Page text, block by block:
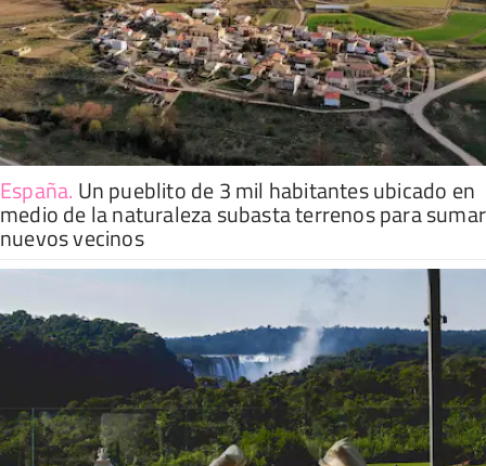
España. Un pueblito de 3 mil habitantes ubicado en
medio de la naturaleza subasta terrenos para sumar
nuevos vecinos